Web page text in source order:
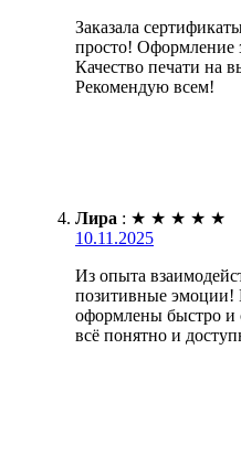
Заказала
просто! Оформление
Качество печати на
Рекомендую всем!
Лира : ★ ★ ★ ★ ★
10.11.2025
Из опыта
позитивные эмоции!
оформлены быстро и
всё понятно и